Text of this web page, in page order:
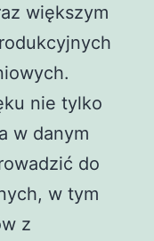
większym
nie tylko
w danym
do
w tym
z